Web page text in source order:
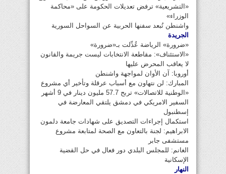
«التشريعية» ترفض تعديلات الحكومة على «محاكمة
الوزراء»
واشنطن تُبعد سفنها الحربية عن السواحل السورية
الجريدة
«ضرورة» الرياضة عُدِّلت بـ«ضرورة»
«الاستئناف»: مقاطعة الانتخابات ليست جريمة والقانون
لا يعاقب المحرض عليها
أوروبا: آن الأوان لمواجهة واشنطن
المبارك: لن نتهاون مع أسباب عرقلة وتأخير أي مشروع
«الوطنية للاتصالات» تربح 57.7 مليون دينار في 9 أشهر
السفير الامريكي في دمشق يلتقي المعارضة في
إسطنبول
استكمال إجراءات التصديق على شهادات جامعة دلمون
الابراهيم: لجنة بالتعاون مع الصحة لمتابعة مشروع
مستشفى جابر
الغانم: للمجلس البلدي دور فعال في حل القضية
الإسكانية
النهار